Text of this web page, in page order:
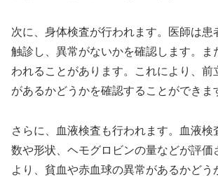
次に、身体検査が行われます。医師は患
触診し、異常がないかを確認します。ま
われることがあります。これにより、前
があるかどうかを確認することができま
さらに、血液検査も行われます。血液検
数や形状、ヘモグロビンの量などが評価
より、貧血や赤血球の異常があるかどう